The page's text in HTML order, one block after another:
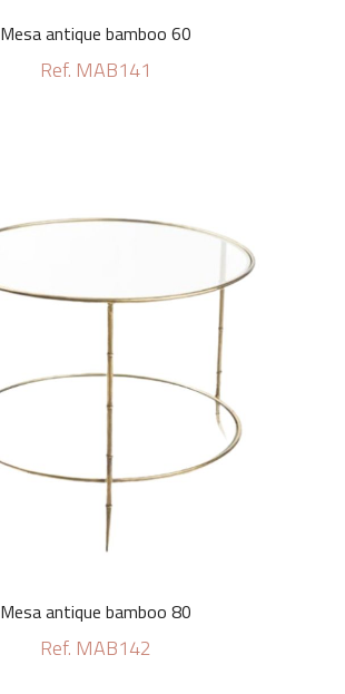
Mesa antique bamboo 60
Ref. MAB141
Mesa antique bamboo 80
Ref. MAB142